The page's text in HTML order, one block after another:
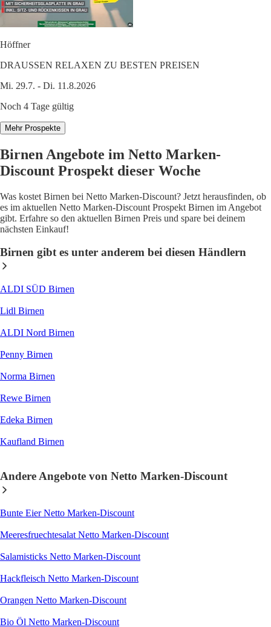
Höffner
DRAUSSEN RELAXEN ZU BESTEN PREISEN
Mi. 29.7. - Di. 11.8.2026
Noch 4 Tage gültig
Mehr Prospekte
Birnen Angebote im Netto Marken-
Discount Prospekt dieser Woche
Was kostet Birnen bei Netto Marken-Discount? Jetzt herausfinden, ob
es im aktuellen Netto Marken-Discount Prospekt Birnen im Angebot
gibt. Erfahre so den aktuellen Birnen Preis und spare bei deinem
nächsten Einkauf!
Birnen gibt es unter anderem bei diesen Händlern
ALDI SÜD Birnen
Lidl Birnen
ALDI Nord Birnen
Penny Birnen
Norma Birnen
Rewe Birnen
Edeka Birnen
Kaufland Birnen
Andere Angebote von Netto Marken-Discount
Bunte Eier Netto Marken-Discount
Meeresfruechtesalat Netto Marken-Discount
Salamisticks Netto Marken-Discount
Hackfleisch Netto Marken-Discount
Orangen Netto Marken-Discount
Bio Öl Netto Marken-Discount